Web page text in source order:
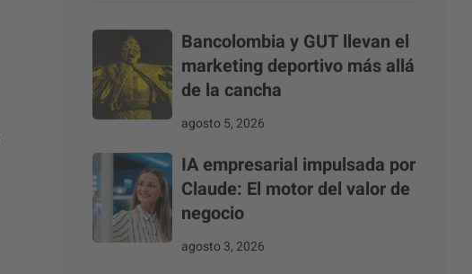
Bancolombia y GUT llevan el
marketing deportivo más allá
de la cancha
agosto 5, 2026
IA empresarial impulsada por
Claude: El motor del valor de
negocio
agosto 3, 2026